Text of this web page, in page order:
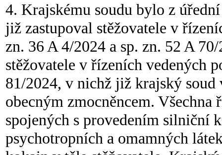
4. Krajskému soudu bylo z
již zastupoval stěžovatele v
zn. 36 A 4/2024 a sp. zn. 52 A
stěžovatele v řízeních vedených
81/2024, v nichž již krajský soud
obecným zmocněncem.
spojených s provedením silniční
psychotropních a omamných